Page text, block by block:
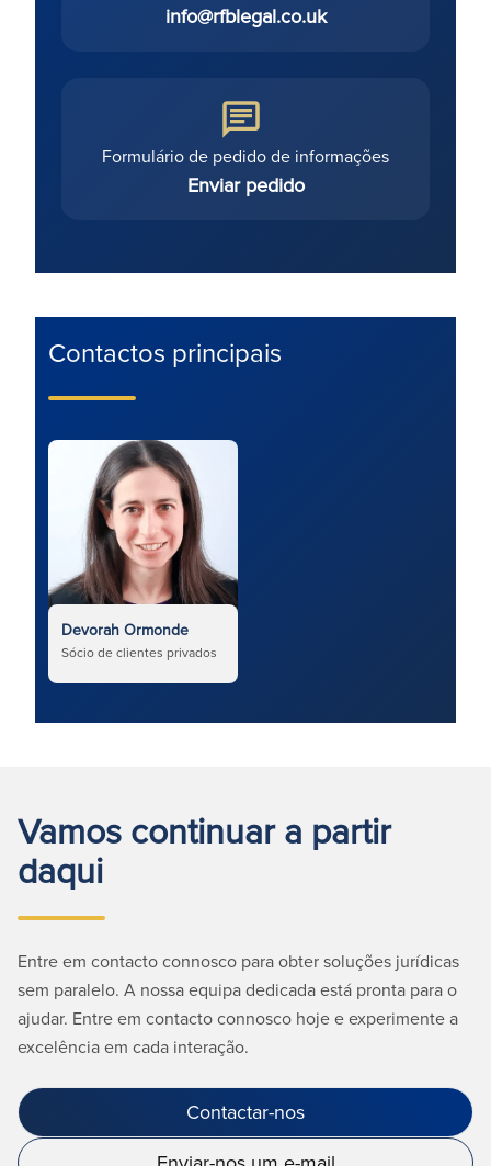
info@rfblegal.co.uk
Formulário de pedido de informações
Enviar pedido
Contactos principais
Devorah Ormonde
Sócio de clientes privados
Vamos continuar a partir
daqui
Entre em contacto connosco para obter soluções jurídicas
sem paralelo. A nossa equipa dedicada está pronta para o
ajudar. Entre em contacto connosco hoje e experimente a
excelência em cada interação.
Contactar-nos